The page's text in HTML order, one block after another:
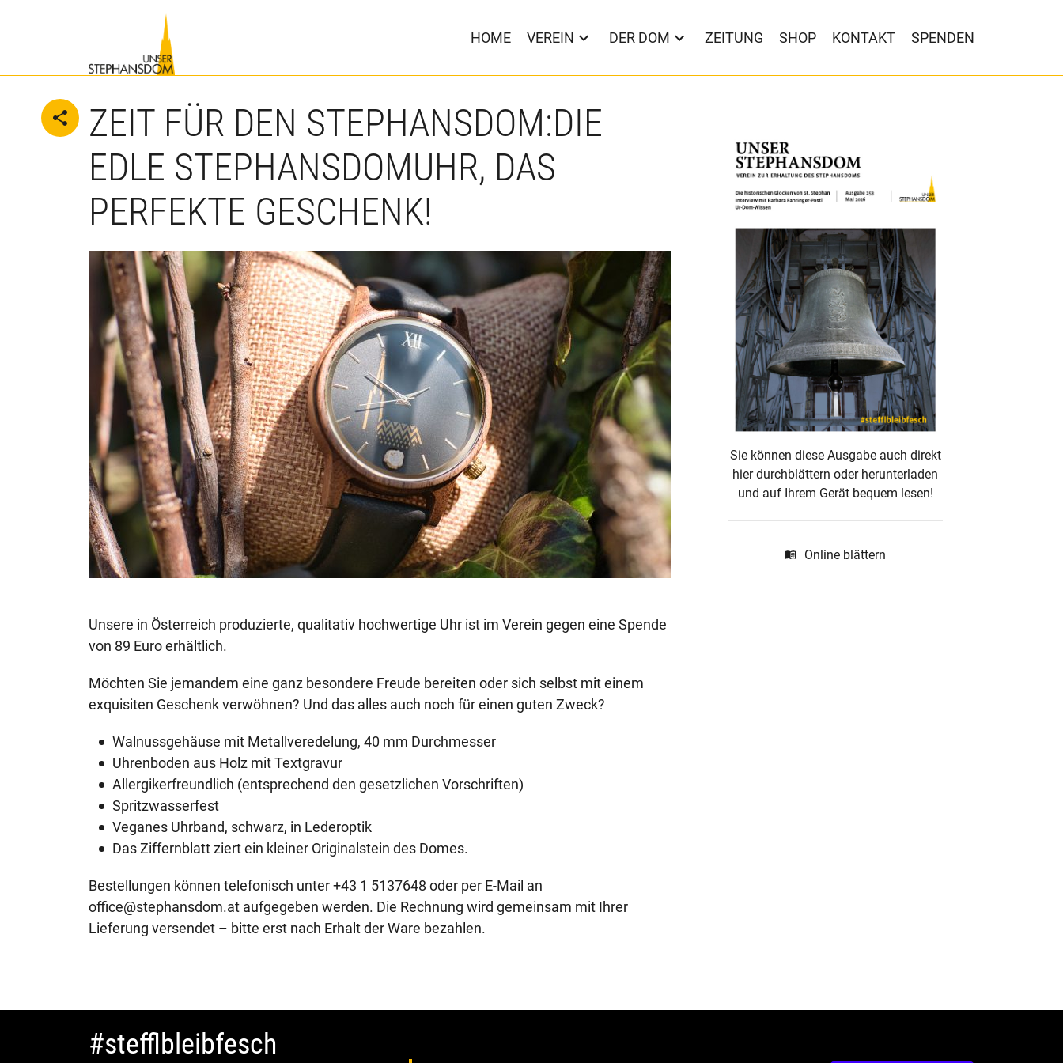
HOME VEREIN DER DOM ZEITUNG SHOP KONTAKT SPENDEN
shareZEIT FÜR DEN STEPHANSDOM:DIE
EDLE STEPHANSDOMUHR, DAS
PERFEKTE GESCHENK!
Unsere in Österreich produzierte, qualitativ hochwertige Uhr ist im Verein gegen eine Spende
von 89 Euro erhältlich.
Möchten Sie jemandem eine ganz besondere Freude bereiten oder sich selbst mit einem
exquisiten Geschenk verwöhnen? Und das alles auch noch für einen guten Zweck?
Walnussgehäuse mit Metallveredelung, 40 mm Durchmesser
Uhrenboden aus Holz mit Textgravur
Allergikerfreundlich (entsprechend den gesetzlichen Vorschriften)
Spritzwasserfest
Veganes Uhrband, schwarz, in Lederoptik
Das Ziffernblatt ziert ein kleiner Originalstein des Domes.
Bestellungen können telefonisch unter +43 1 5137648 oder per E-Mail an
office@stephansdom.at aufgegeben werden. Die Rechnung wird gemeinsam mit Ihrer
Lieferung versendet – bitte erst nach Erhalt der Ware bezahlen.
Sie können diese Ausgabe auch direkt
hier durchblättern oder herunterladen
und auf Ihrem Gerät bequem lesen!
Online blättern
#stefflbleibfesch